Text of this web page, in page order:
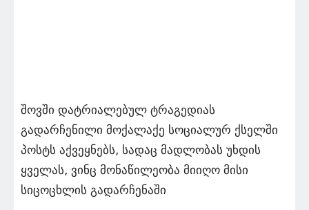
შოვში დატრიალებულ ტრაგედიას
გადარჩენილი მოქალაქე სოციალურ ქსელში
პოსტს აქვეყნებს, სადაც მადლობას უხდის
ყველას, ვინც მონაწილეობა მიიღო მისი
სიცოცხლის გადარჩენაში